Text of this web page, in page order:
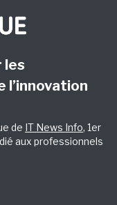
les
l’innovation
de IT News Info, 1er
aux professionnels